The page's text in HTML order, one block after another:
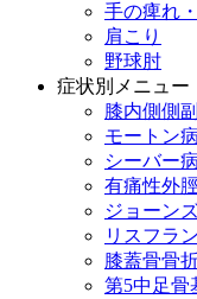
手の痺れ
肩こり
野球肘
症状別メニュー
膝内側側
モートン病
シーバー病
有痛性外
ジョーン
リスフラ
膝蓋骨骨
第5中足骨